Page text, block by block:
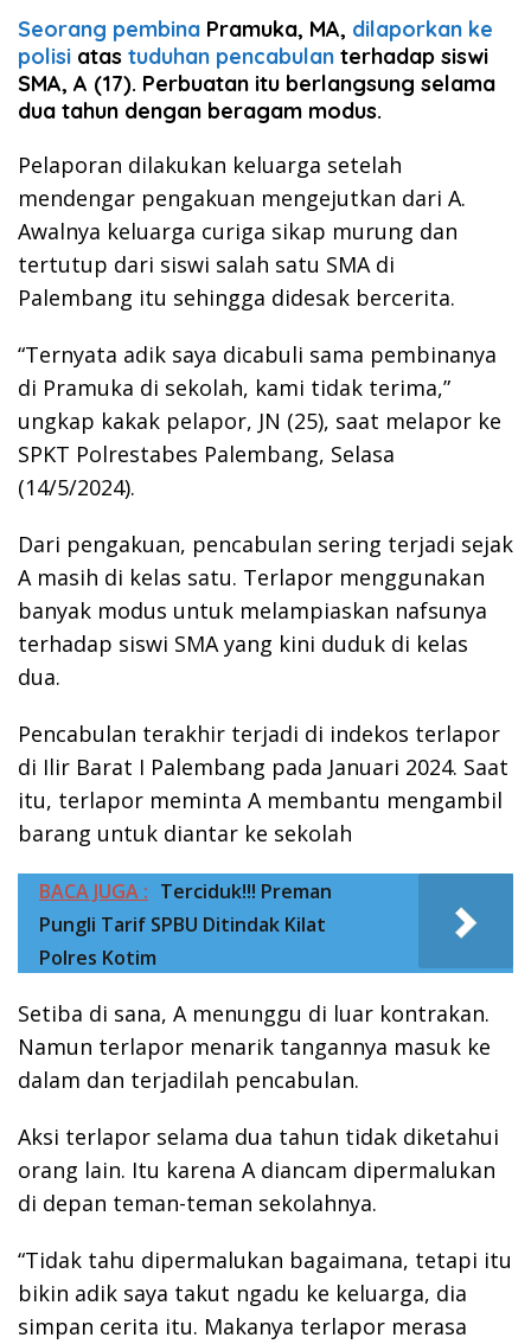
Seorang pembina Pramuka, MA, dilaporkan ke
polisi atas tuduhan pencabulan terhadap siswi
SMA, A (17). Perbuatan itu berlangsung selama
dua tahun dengan beragam modus.
Pelaporan dilakukan keluarga setelah
mendengar pengakuan mengejutkan dari A.
Awalnya keluarga curiga sikap murung dan
tertutup dari siswi salah satu SMA di
Palembang itu sehingga didesak bercerita.
“Ternyata adik saya dicabuli sama pembinanya
di Pramuka di sekolah, kami tidak terima,”
ungkap kakak pelapor, JN (25), saat melapor ke
SPKT Polrestabes Palembang, Selasa
(14/5/2024).
Dari pengakuan, pencabulan sering terjadi sejak
A masih di kelas satu. Terlapor menggunakan
banyak modus untuk melampiaskan nafsunya
terhadap siswi SMA yang kini duduk di kelas
dua.
Pencabulan terakhir terjadi di indekos terlapor
di Ilir Barat I Palembang pada Januari 2024. Saat
itu, terlapor meminta A membantu mengambil
barang untuk diantar ke sekolah
BACA JUGA : Terciduk!!! Preman
Pungli Tarif SPBU Ditindak Kilat
Polres Kotim
Setiba di sana, A menunggu di luar kontrakan.
Namun terlapor menarik tangannya masuk ke
dalam dan terjadilah pencabulan.
Aksi terlapor selama dua tahun tidak diketahui
orang lain. Itu karena A diancam dipermalukan
di depan teman-teman sekolahnya.
“Tidak tahu dipermalukan bagaimana, tetapi itu
bikin adik saya takut ngadu ke keluarga, dia
simpan cerita itu. Makanya terlapor merasa